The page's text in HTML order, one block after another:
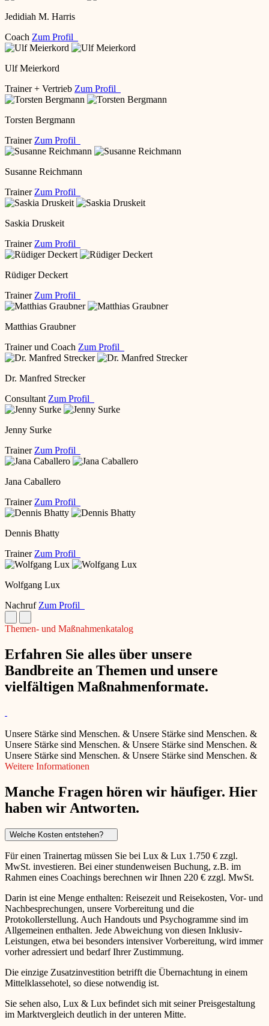
Jedidiah M. Harris
Coach Zum Profil
Ulf Meierkord
Trainer + Vertrieb Zum Profil
Torsten Bergmann
Trainer Zum Profil
Susanne Reichmann
Trainer Zum Profil
Saskia Druskeit
Trainer Zum Profil
Rüdiger Deckert
Trainer Zum Profil
Matthias Graubner
Trainer und Coach Zum Profil
Dr. Manfred Strecker
Consultant Zum Profil
Jenny Surke
Trainer Zum Profil
Jana Caballero
Trainer Zum Profil
Dennis Bhatty
Trainer Zum Profil
Wolfgang Lux
Nachruf Zum Profil
Themen- und Maßnahmenkatalog
Erfahren Sie alles über unsere
Bandbreite an Themen und unsere
vielfältigen Maßnahmenformate.
Unsere Stärke sind Menschen. & Unsere Stärke sind Menschen. &
Unsere Stärke sind Menschen. & Unsere Stärke sind Menschen. &
Unsere Stärke sind Menschen. & Unsere Stärke sind Menschen. &
Weitere Informationen
Manche Fragen hören wir häufiger. Hier
haben wir Antworten.
Welche Kosten entstehen?
Für einen Trainertag müssen Sie bei Lux & Lux 1.750 € zzgl.
MwSt. investieren. Bei einer stundenweisen Buchung, z.B. im
Rahmen eines Coachings berechnen wir Ihnen 220 € zzgl. MwSt.
Darin ist eine Menge enthalten: Reisezeit und Reisekosten, Vor- und
Nachbesprechungen, unsere Vorbereitung und die
Protokollerstellung. Auch Handouts und Psychogramme sind im
Allgemeinen enthalten. Jede Abweichung von diesen Inklusiv-
Leistungen, etwa bei besonders intensiver Vorbereitung, wird immer
vorher adressiert und bedarf Ihrer Zustimmung.
Die einzige Zusatzinvestition betrifft die Übernachtung in einem
Mittelklassehotel, so diese notwendig ist.
Sie sehen also, Lux & Lux befindet sich mit seiner Preisgestaltung
im Marktvergleich deutlich in der unteren Mitte.